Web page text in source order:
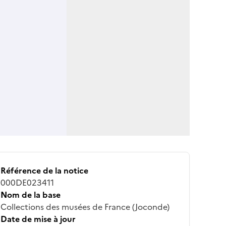
Référence de la notice
000DE023411
Nom de la base
Collections des musées de France (Joconde)
Date de mise à jour